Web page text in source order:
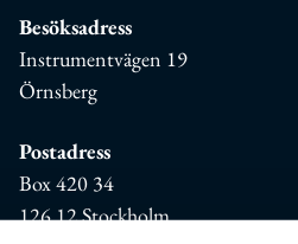
Besöksadress
Instrumentvägen 19
Örnsberg
Postadress
Box 420 34
126 12 Stockholm